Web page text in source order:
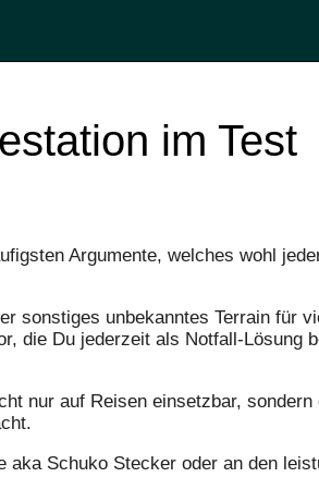
im Test
Argumente, welches wohl
sonstiges unbekanntes Terrain für
die Du jederzeit als Notfall-Lösung
nur auf Reisen einsetzbar, sondern
Schuko Stecker oder an den